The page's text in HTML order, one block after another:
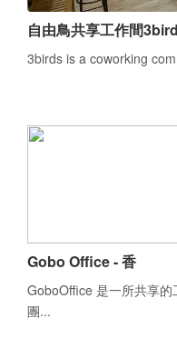
自由鳥共享工作間
3birds is a coworking
Gobo Office - 香
GoboOffice 是一所共享
團...